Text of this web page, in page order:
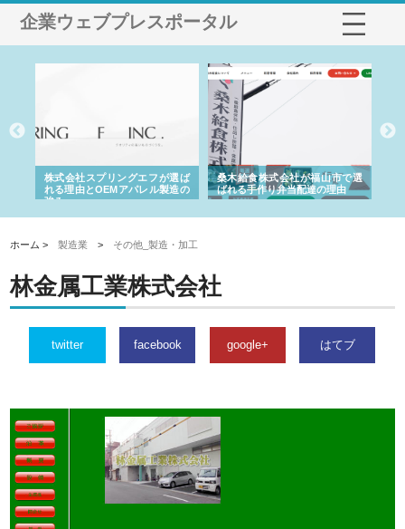
企業ウェブプレスポータル
株式会社スプリングエフが選ば
れる理由とOEMアパレル製造の
強み
桑木給食株式会社が福山市で選
ばれる手作り弁当配達の理由
ホーム >製造業 > その他_製造・加工
林金属工業株式会社
twitter facebook google+ はてブ